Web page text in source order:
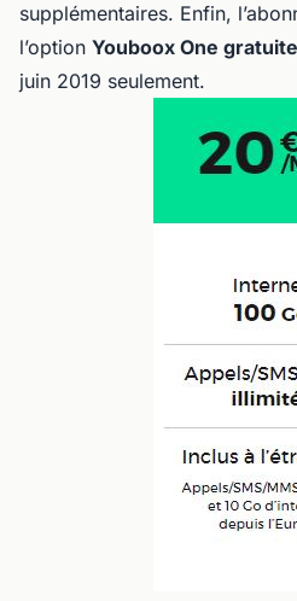
supplémentaires. Enfin,
l’option Youboox One
juin 2019 seulement.